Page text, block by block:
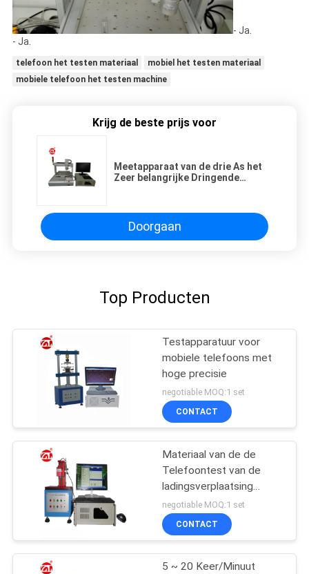
- Ja.
- Ja.
telefoon het testen materiaal
mobiel het testen materiaal
mobiele telefoon het testen machine
Krijg de beste prijs voor
Meetapparaat van de drie As het
Zeer belangrijke Dringende
Doorgaan
Top Producten
Testapparatuur voor
mobiele telefoons met
hoge precisie
negotiable MOQ:1 set
CONTACT
Materiaal van de de
Telefoontest van de
ladingsverplaatsing
stookt het Mobiele voor
Sleutel Knoop op
negotiable MOQ:1 set
CONTACT
5 ~ 20 Keer/Minuut